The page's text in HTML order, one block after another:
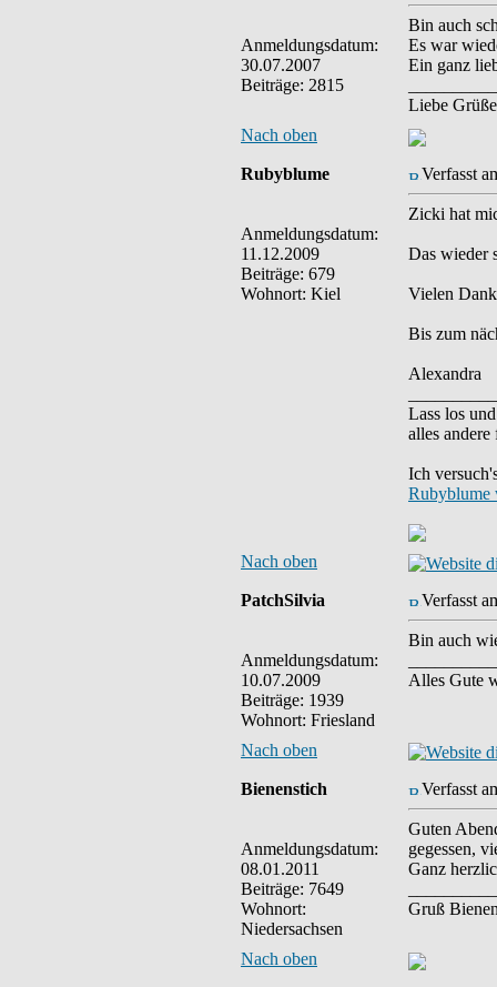
Anmeldungsdatum:
30.07.2007
Beiträge: 2815
Bin auch
Es war
Ein ganz
Liebe
Nach oben
Rubyblume
Anmeldungsdatum:
11.12.2009
Beiträge: 679
Wohnort: Kiel
Verfasst
Zicki hat
Das wieder
Vielen
Bis zum
Alexandra
Lass los
alles
Ich
Rubyblume
Nach oben
PatchSilvia
Anmeldungsdatum:
10.07.2009
Beiträge: 1939
Wohnort: Friesland
Verfasst
Bin auch
Alles Gute
Nach oben
Bienenstich
Anmeldungsdatum:
08.01.2011
Beiträge: 7649
Wohnort:
Niedersachsen
Verfasst
Guten
gegessen,
Ganz
Gruß
Nach oben